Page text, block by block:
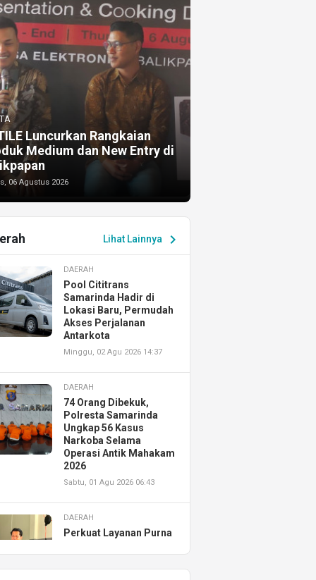
Luncurkan Rangkaian
Medium dan New Entry di
06 Agustus 2026
Lihat Lainnya chevron_right
DAERAH
Pool Cititrans
Samarinda Hadir di
Lokasi Baru, Permudah
Akses Perjalanan
Antarkota
Minggu, 02 Agu 2026 14:37
DAERAH
74 Orang Dibekuk,
Polresta Samarinda
Ungkap 56 Kasus
Narkoba Selama
Operasi Antik Mahakam
2026
Sabtu, 01 Agu 2026 06:43
DAERAH
Perkuat Layanan Purna
Resmikan AHASS